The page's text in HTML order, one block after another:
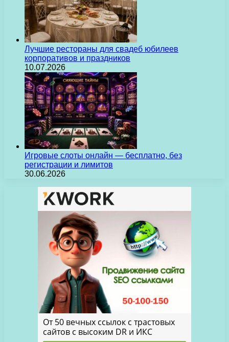
Лучшие рестораны для свадеб юбилеев
корпоративов и праздников
10.07.2026
Игровые слоты онлайн — бесплатно, без
регистрации и лимитов
30.06.2026